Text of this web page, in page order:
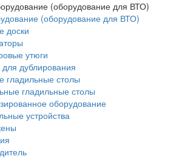
(оборудование для ВТО)
доски
утюги
для дублирования
гладильные столы
гладильные столы
оборудование
устройства